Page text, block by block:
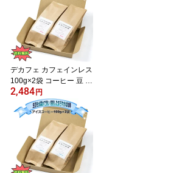
焙煎 ブラック コク 香り
こだわり 飲みやすい ド
リップコーヒー コク お
うちカフェ プレゼント
ギフト
デカフェ カフェインレス
100g×2袋 コーヒー 豆 粉
お試し 美味しい ノンカ
フェ コク こだわり まろ
やか 酸味ない 水素水 煎
りたて 挽きたて 眠れる
安心 妊婦さん 授乳 利尿
作用なし カフェイン取り
たくない ブラック 眠れ
ない方
2,484円